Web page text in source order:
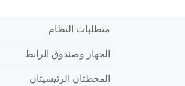
متطلبات النظام
الجهاز وصندوق الرابط
المحطتان الرئيسيتان